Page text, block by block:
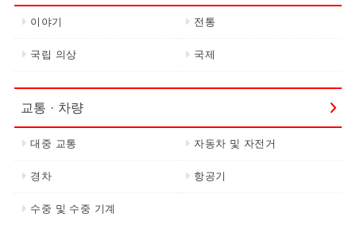
이야기 전통
국립 의상 국제
교통 · 차량
대중 교통 자동차 및 자전거
경차 항공기
수중 및 수중 기계